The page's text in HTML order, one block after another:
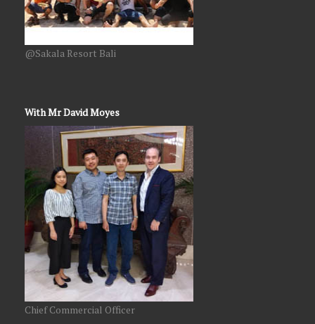
@Sakala Resort Bali
With Mr David Moyes
Chief Commercial Officer